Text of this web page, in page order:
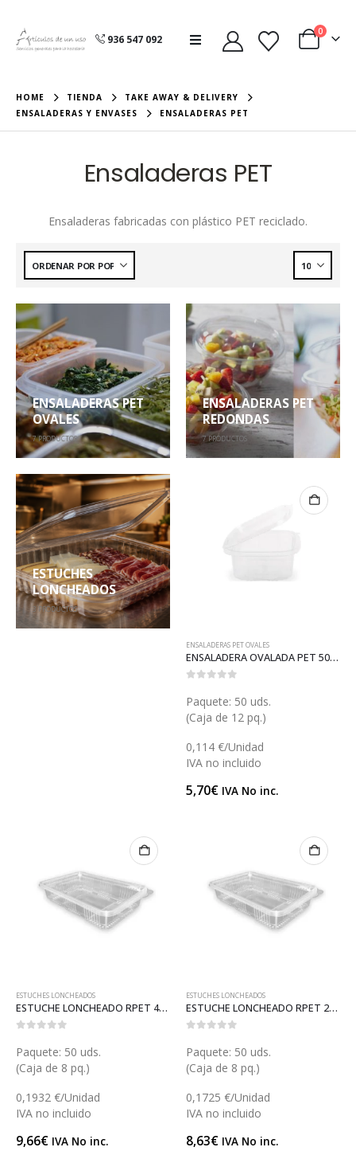
936 547 092
0
HOME TIENDA
TAKE AWAY & DELIVERY
ENSALADERAS Y ENVASES
ENSALADERAS PET
Ensaladeras PET
Ensaladeras fabricadas con plástico PET reciclado.
ENSALADERAS PET
OVALES
7PRODUCTOS
ENSALADERAS PET
REDONDAS
7PRODUCTOS
ESTUCHES
LONCHEADOS
3 PRODUCTOS
ENSALADERAS PET OVALES
ENSALADERA OVALADA PET 500 (ET03)
Paquete: 50 uds.
(Caja de 12 pq.)
0,114 €/Unidad
IVA no incluido
5,70€ IVA No inc.
ESTUCHES LONCHEADOS
ESTUCHE LONCHEADO RPET 45 (ET69ARPET)
Paquete: 50 uds.
(Caja de 8 pq.)
0,1932 €/Unidad
IVA no incluido
9,66€ IVA No inc.
ESTUCHES LONCHEADOS
ESTUCHE LONCHEADO RPET 27 (ET69RPET)
Paquete: 50 uds.
(Caja de 8 pq.)
0,1725 €/Unidad
IVA no incluido
8,63€ IVA No inc.